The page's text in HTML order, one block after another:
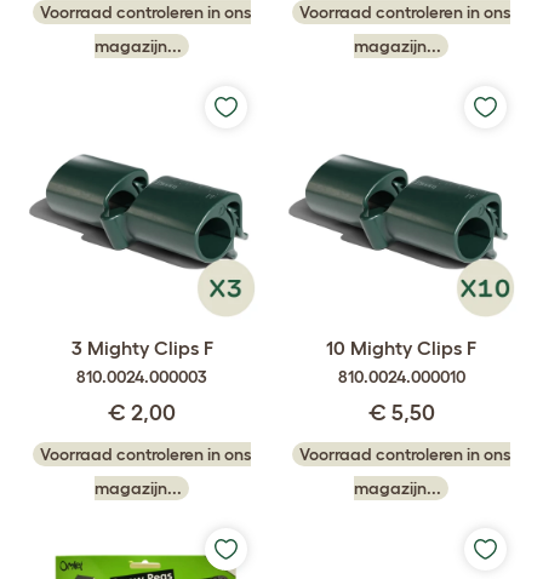
Voorraad controleren in ons
magazijn...
Voorraad controleren in ons
magazijn...
3 Mighty Clips F
810.0024.000003
€ 2,00
Voorraad controleren in ons
magazijn...
10 Mighty Clips F
810.0024.000010
€ 5,50
Voorraad controleren in ons
magazijn...